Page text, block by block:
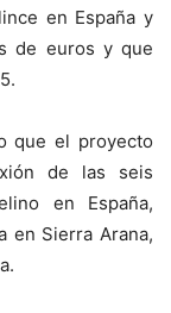
en España y
de euros y que
que el proyecto
de las seis
en España,
en Sierra Arana,